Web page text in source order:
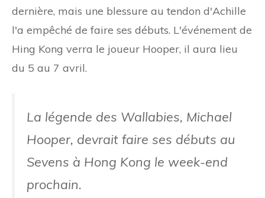
dernière, mais une blessure au tendon d'Achille
l'a empêché de faire ses débuts. L'événement de
Hing Kong verra le joueur Hooper, il aura lieu
du 5 au 7 avril.
La légende des Wallabies, Michael
Hooper, devrait faire ses débuts au
Sevens à Hong Kong le week-end
prochain.